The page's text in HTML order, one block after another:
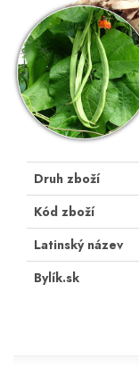
Druh zboží
Kód zboží
Latinský název
Bylík.sk